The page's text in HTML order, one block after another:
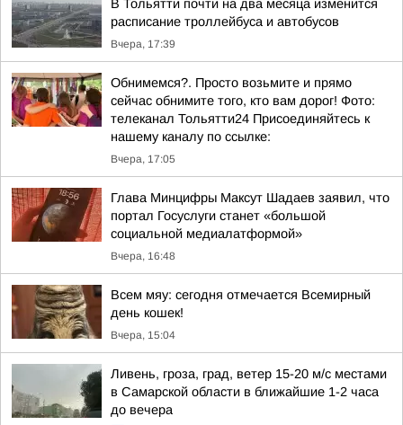
В Тольятти почти на два месяца изменится
расписание троллейбуса и автобусов
Вчера, 17:39
Обнимемся?. Просто возьмите и прямо
сейчас обнимите того, кто вам дорог! Фото:
телеканал Тольятти24 Присоединяйтесь к
нашему каналу по ссылке:
Вчера, 17:05
Глава Минцифры Максут Шадаев заявил, что
портал Госуслуги станет «большой
социальной медиалатформой»
Вчера, 16:48
Всем мяу: сегодня отмечается Всемирный
день кошек!
Вчера, 15:04
Ливень, гроза, град, ветер 15-20 м/с местами
в Самарской области в ближайшие 1-2 часа
до вечера